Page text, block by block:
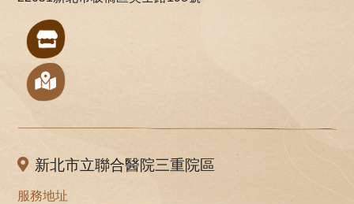
新北市立聯合醫院三重院區
服務地址